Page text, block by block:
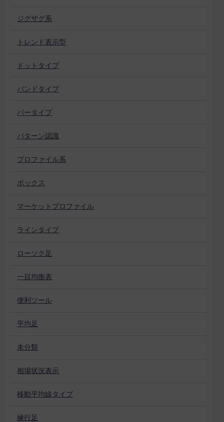
ジグザグ系
トレンド表示型
ドットタイプ
バンドタイプ
バータイプ
パターン認識
プロファイル系
ボックス
マーケットプロファイル
ラインタイプ
ローソク足
一目均衡表
便利ツール
平均足
未分類
相場状況表示
移動平均線タイプ
練行足